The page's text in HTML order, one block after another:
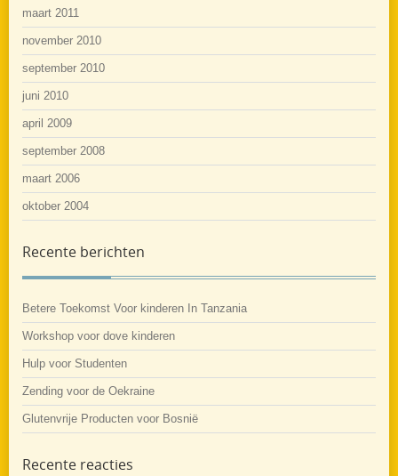
maart 2011
november 2010
september 2010
juni 2010
april 2009
september 2008
maart 2006
oktober 2004
Recente berichten
Betere Toekomst Voor kinderen In Tanzania
Workshop voor dove kinderen
Hulp voor Studenten
Zending voor de Oekraine
Glutenvrije Producten voor Bosnië
Recente reacties